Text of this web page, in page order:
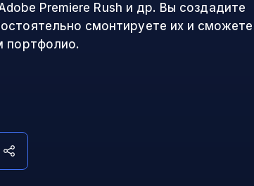
Premiere Rush и др. Вы создадите
смонтируете их и сможете
портфолио.